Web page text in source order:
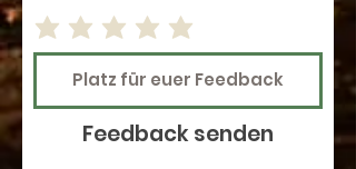
Feedback senden